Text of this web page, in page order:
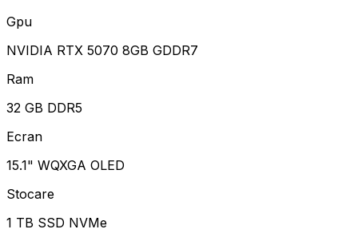
Gpu
NVIDIA RTX 5070 8GB GDDR7
Ram
32 GB DDR5
Ecran
15.1" WQXGA OLED
Stocare
1 TB SSD NVMe